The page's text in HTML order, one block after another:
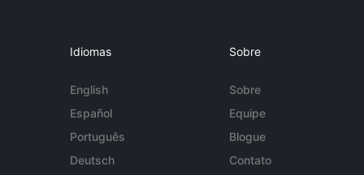
Idiomas
English
Español
Português
Deutsch
Sobre
Sobre
Equipe
Blogue
Contato